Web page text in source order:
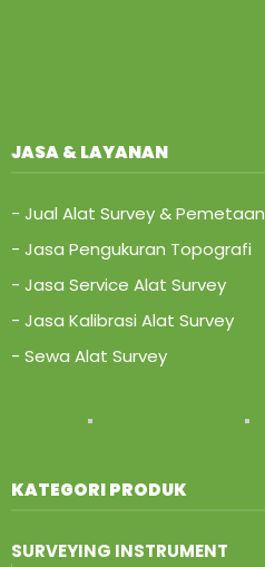
JASA & LAYANAN
- Jual Alat Survey & Pemetaan
- Jasa Pengukuran Topografi
- Jasa Service Alat Survey
- Jasa Kalibrasi Alat Survey
- Sewa Alat Survey
KATEGORI PRODUK
SURVEYING INSTRUMENT